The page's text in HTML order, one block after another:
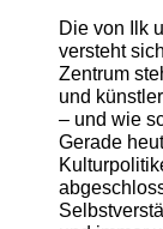
Die von Ilk
versteht
Zentrum
und
– und wie
Gerade